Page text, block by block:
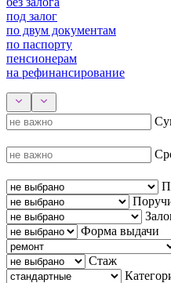
под залог
по двум документам
по паспорту
пенсионерам
на рефинансирование
Форма выдачи
Стаж